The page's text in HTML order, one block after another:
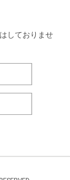
しておりませ